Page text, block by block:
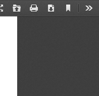
Presentation
Open Print Download
Current